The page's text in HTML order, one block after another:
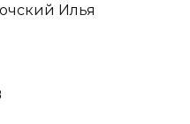
Илья